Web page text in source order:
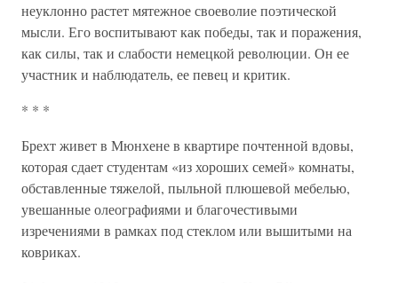
неуклонно растет мятежное своеволие поэтической
мысли. Его воспитывают как победы, так и поражения,
как силы, так и слабости немецкой революции. Он ее
участник и наблюдатель, ее певец и критик.
* * *
Брехт живет в Мюнхене в квартире почтенной вдовы,
которая сдает студентам «из хороших семей» комнаты,
обставленные тяжелой, пыльной плюшевой мебелью,
увешанные олеографиями и благочестивыми
изречениями в рамках под стеклом или вышитыми на
ковриках.